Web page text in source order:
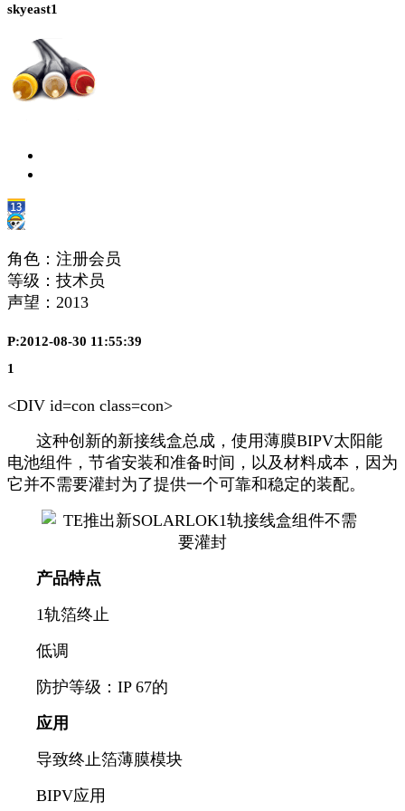
skyeast1
角色：注册会员
等级：技术员
声望： 2013
P:2012-08-30 11:55:39
1
<DIV id=con class=con>
这种创新的新接线盒总成，使用薄膜BIPV太阳能
电池组件，节省安装和准备时间，以及材料成本，因为
它并不需要灌封为了提供一个可靠和稳定的装配。
产品特点
1轨箔终止
低调
防护等级：IP 67的
应用
导致终止箔薄膜模块
BIPV应用